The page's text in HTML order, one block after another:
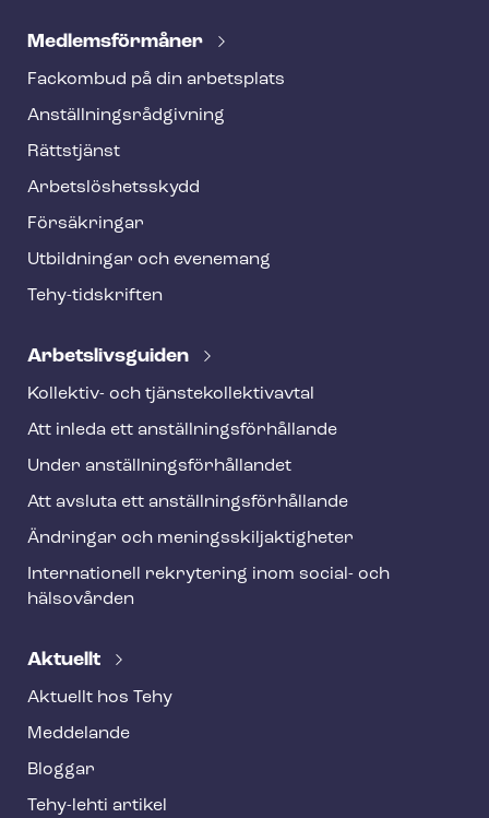
e
f
o
o
t
e
Med­lems­för­må­ner
Fackombud på din arbetsplats
An­ställ­nings­råd­giv­ning
Rättstjänst
Ar­bets­lös­hets­skydd
Försäkringar
Utbildningar och evenemang
Tehy-​tidskriften
Ar­bets­livs­gui­den
Kollektiv- och tjäns­te­kol­lek­tivav­tal
Att inleda ett an­ställ­nings­för­hål­lan­de
Under an­ställ­nings­för­hål­lan­det
Att avsluta ett an­ställ­nings­för­hål­lan­de
Ändringar och me­nings­skilj­ak­tig­he­ter
Internationell rekrytering inom social- och
hälsovården
Aktuellt
Aktuellt hos Tehy
Meddelande
Bloggar
Tehy-lehti artikel